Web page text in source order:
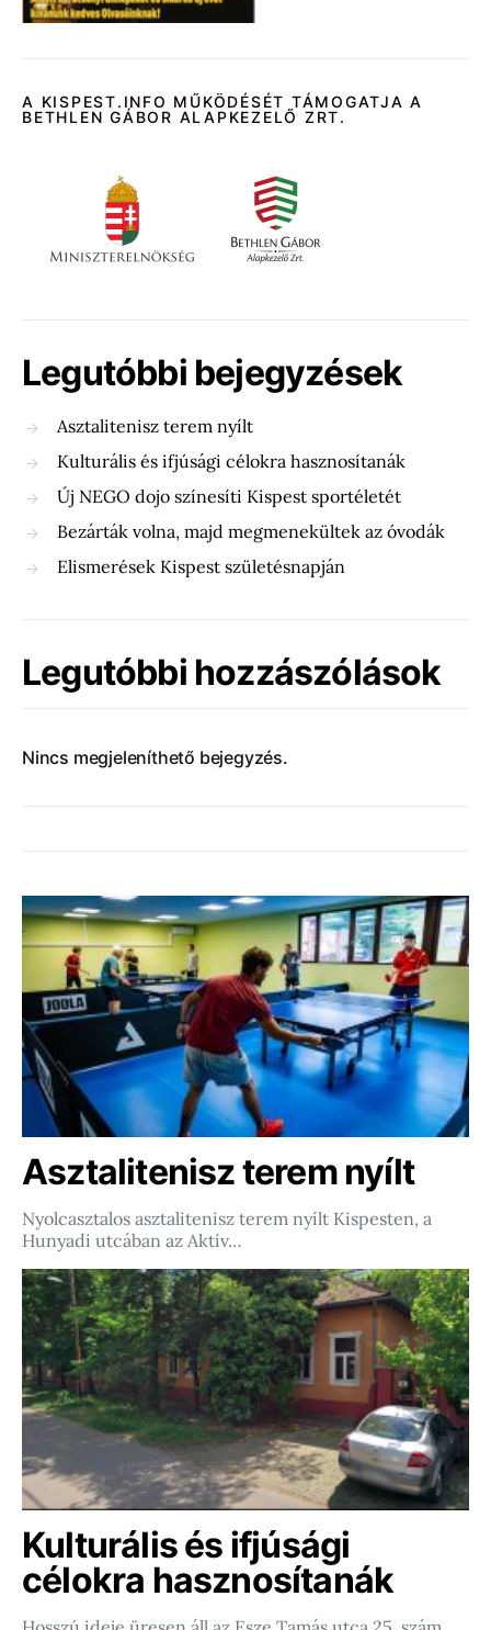
A KISPEST.INFO MŰKÖDÉSÉT TÁMOGATJA A
BETHLEN GÁBOR ALAPKEZELŐ ZRT.
Legutóbbi bejegyzések
Asztalitenisz terem nyílt
Kulturális és ifjúsági célokra hasznosítanák
Új NEGO dojo színesíti Kispest sportéletét
Bezárták volna, majd megmenekültek az óvodák
Elismerések Kispest születésnapján
Legutóbbi hozzászólások
Nincs megjeleníthető bejegyzés.
Asztalitenisz terem nyílt
Nyolcasztalos asztalitenisz terem nyílt Kispesten, a
Hunyadi utcában az Aktív…
Kulturális és ifjúsági
célokra hasznosítanák